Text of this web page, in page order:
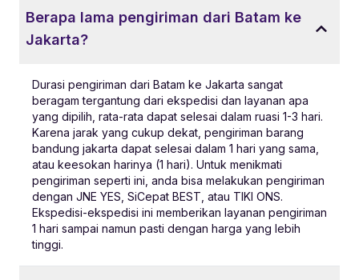
Berapa lama pengiriman dari Batam ke
Jakarta?
Durasi pengiriman dari Batam ke Jakarta sangat
beragam tergantung dari ekspedisi dan layanan apa
yang dipilih, rata-rata dapat selesai dalam ruasi 1-3 hari.
Karena jarak yang cukup dekat, pengiriman barang
bandung jakarta dapat selesai dalam 1 hari yang sama,
atau keesokan harinya (1 hari). Untuk menikmati
pengiriman seperti ini, anda bisa melakukan pengiriman
dengan JNE YES, SiCepat BEST, atau TIKI ONS.
Ekspedisi-ekspedisi ini memberikan layanan pengiriman
1 hari sampai namun pasti dengan harga yang lebih
tinggi.